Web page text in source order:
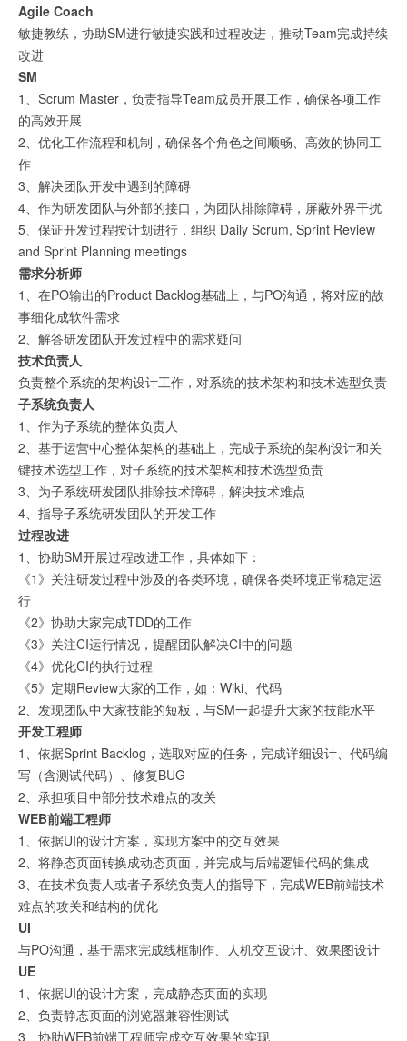
Agile Coach
敏捷教练，协助SM进行敏捷实践和过程改进，推动Team完成持续
改进
SM
1、Scrum Master，负责指导Team成员开展工作，确保各项工作
的高效开展
2、优化工作流程和机制，确保各个角色之间顺畅、高效的协同工
作
3、解决团队开发中遇到的障碍
4、作为研发团队与外部的接口，为团队排除障碍，屏蔽外界干扰
5、保证开发过程按计划进行，组织 Daily Scrum, Sprint Review
and Sprint Planning meetings
需求分析师
1、在PO输出的Product Backlog基础上，与PO沟通，将对应的故
事细化成软件需求
2、解答研发团队开发过程中的需求疑问
技术负责人
负责整个系统的架构设计工作，对系统的技术架构和技术选型负责
子系统负责人
1、作为子系统的整体负责人
2、基于运营中心整体架构的基础上，完成子系统的架构设计和关
键技术选型工作，对子系统的技术架构和技术选型负责
3、为子系统研发团队排除技术障碍，解决技术难点
4、指导子系统研发团队的开发工作
过程改进
1、协助SM开展过程改进工作，具体如下：
《1》关注研发过程中涉及的各类环境，确保各类环境正常稳定运
行
《2》协助大家完成TDD的工作
《3》关注CI运行情况，提醒团队解决CI中的问题
《4》优化CI的执行过程
《5》定期Review大家的工作，如：Wiki、代码
2、发现团队中大家技能的短板，与SM一起提升大家的技能水平
开发工程师
1、依据Sprint Backlog，选取对应的任务，完成详细设计、代码编
写（含测试代码）、修复BUG
2、承担项目中部分技术难点的攻关
WEB前端工程师
1、依据UI的设计方案，实现方案中的交互效果
2、将静态页面转换成动态页面，并完成与后端逻辑代码的集成
3、在技术负责人或者子系统负责人的指导下，完成WEB前端技术
难点的攻关和结构的优化
UI
与PO沟通，基于需求完成线框制作、人机交互设计、效果图设计
UE
1、依据UI的设计方案，完成静态页面的实现
2、负责静态页面的浏览器兼容性测试
3、协助WEB前端工程师完成交互效果的实现